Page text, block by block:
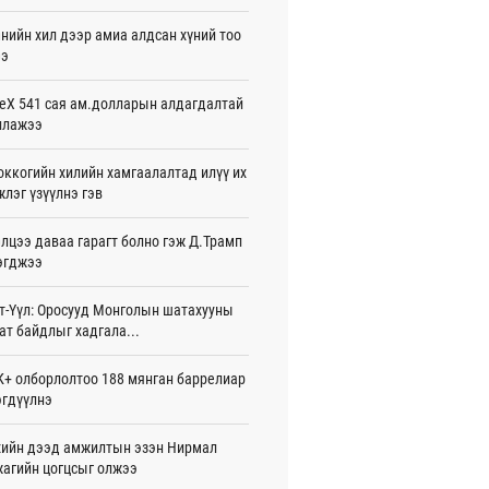
16 цаг 01 мин
Бангладешт эргэн ирэхээ
15 цаг 58 мин
15 цаг 54 мин
улсын хамтын ажиллагааны талаар
солилцов
сард Сүхбаатар боомтоор
тонн Аи-92 автобензин импортолжээ
Н.Амарзаяа: 32 хуудастай
дэвтэр долоо хоногт л дүүрдэг
15 цаг 31 мин
хил дээр амиа алдсан хүний тоо
541 сая ам.долларын алдагдалтай
хилийн хамгаалалтад илүү их
үзүүлнэ гэв
даваа гарагт болно гэж Д.Трамп
Үүл: Оросууд Монголын шатахууны
байдлыг хадгала...
олборлолтоо 188 мянган баррелиар
дээд амжилтын эзэн Нирмал
цогцсыг олжээ